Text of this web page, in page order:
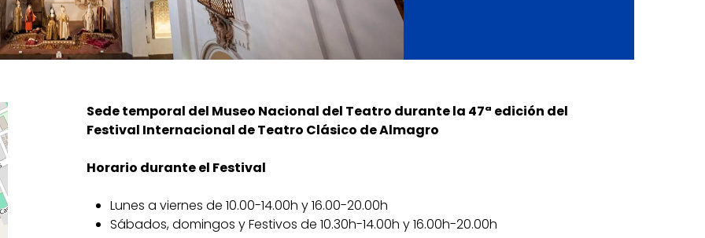
Sede temporal del Museo Nacional del Teatro durante la 47ª edición del
Festival Internacional de Teatro Clásico de Almagro
Horario durante el Festival
Lunes a viernes de 10.00-14.00h y 16.00-20.00h
Sábados, domingos y Festivos de 10.30h-14.00h y 16.00h-20.00h